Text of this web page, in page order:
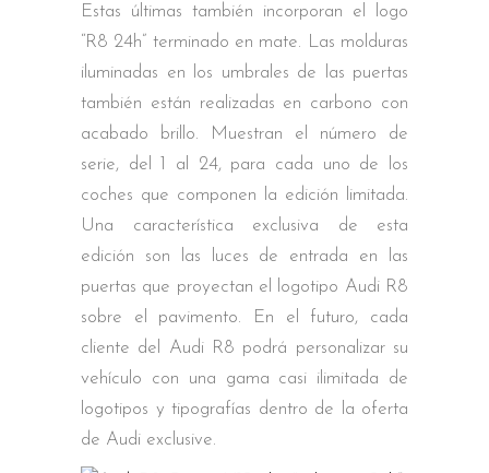
Estas últimas también incorporan el logo
“R8 24h” terminado en mate. Las molduras
iluminadas en los umbrales de las puertas
también están realizadas en carbono con
acabado brillo. Muestran el número de
serie, del 1 al 24, para cada uno de los
coches que componen la edición limitada.
Una característica exclusiva de esta
edición son las luces de entrada en las
puertas que proyectan el logotipo Audi R8
sobre el pavimento. En el futuro, cada
cliente del Audi R8 podrá personalizar su
vehículo con una gama casi ilimitada de
logotipos y tipografías dentro de la oferta
de Audi exclusive.